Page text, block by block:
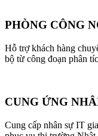
PHÒNG CÔNG
Hỗ trợ khách hàng
bộ từ công đoạn phân
CUNG ỨNG
Cung cấp nhân sự IT